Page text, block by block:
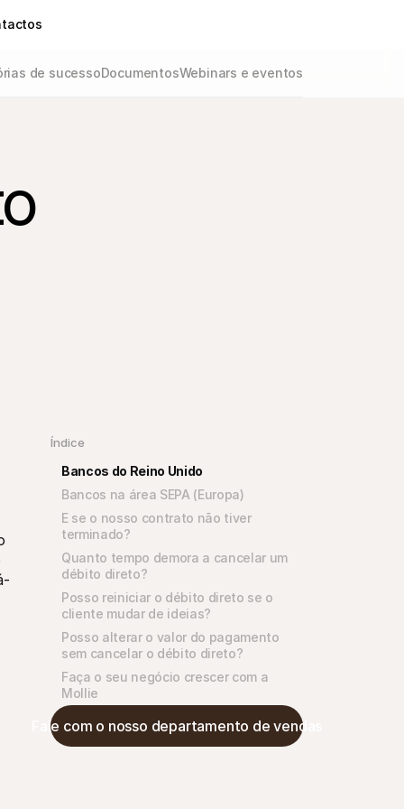
de sucessoDocumentosWebinars e eventos
Índice
Bancos do Reino Unido
Bancos na área SEPA (Europa)
E se o nosso contrato não tiver
terminado?
Quanto tempo demora a cancelar um
débito direto?
Posso reiniciar o débito direto se o
cliente mudar de ideias?
Posso alterar o valor do pagamento
sem cancelar o débito direto?
Faça o seu negócio crescer com a
Mollie
Fale com o nosso departamento de vendas